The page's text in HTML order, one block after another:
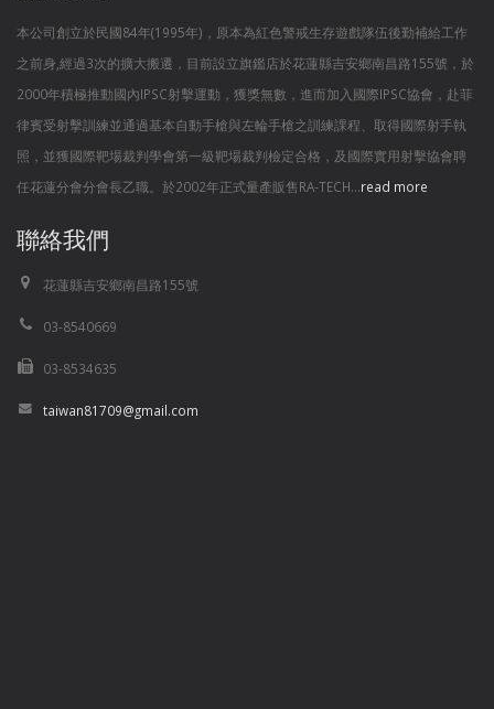
本公司創立於民國84年(1995年)，原本為紅色警戒生存遊戲隊伍後勤補給工作
之前身,經過3次的擴大搬遷，目前設立旗鑑店於花蓮縣吉安鄉南昌路155號，於
2000年積極推動國內IPSC射擊運動，獲獎無數，進而加入國際IPSC協會，赴菲
律賓受射擊訓練並通過基本自動手槍與左輪手槍之訓練課程、取得國際射手執
照，並獲國際靶場裁判學會第一級靶場裁判檢定合格，及國際實用射擊協會聘
任花蓮分會分會長乙職。於2002年正式量產販售RA-TECH...read more
聯絡我們
花蓮縣吉安鄉南昌路155號
03-8540669
03-8534635
taiwan81709@gmail.com